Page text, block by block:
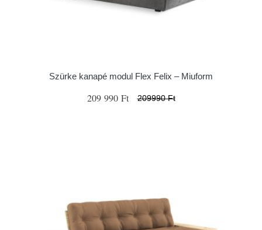
Szürke kanapé modul Flex Felix – Miuform
209 990 Ft 209990 Ft